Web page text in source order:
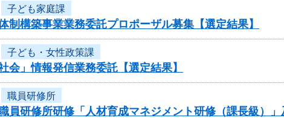
子ども家庭課
制構築事業業務委託プロポーザル募集【選定結果】
子ども・女性政策課
会」情報発信業務委託【選定結果】
職員研修所
員研修所研修「人材育成マネジメント研修（課長級）